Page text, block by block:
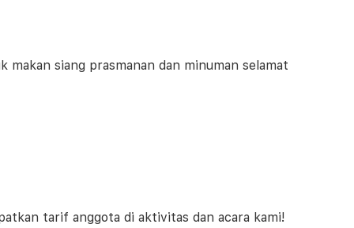
makan siang prasmanan dan minuman selamat
tarif anggota di aktivitas dan acara kami!